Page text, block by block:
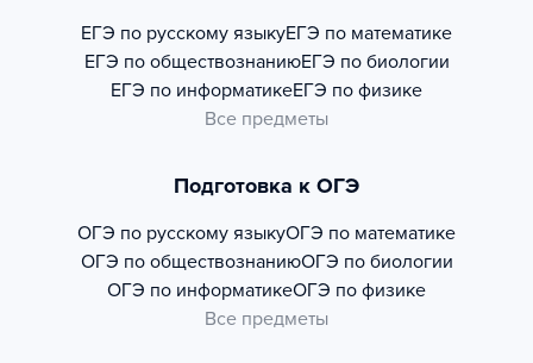
ЕГЭ по русскому языкуЕГЭ по математике
ЕГЭ по обществознаниюЕГЭ по биологии
ЕГЭ по информатикеЕГЭ по физике
Все предметы
Подготовка к ОГЭ
ОГЭ по русскому языкуОГЭ по математике
ОГЭ по обществознаниюОГЭ по биологии
ОГЭ по информатикеОГЭ по физике
Все предметы